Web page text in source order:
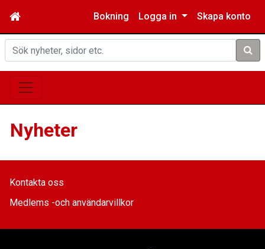
Bokning Logga in Skapa konto
Sök
Nyheter
Kontakta oss
Medlems -och användarvillkor